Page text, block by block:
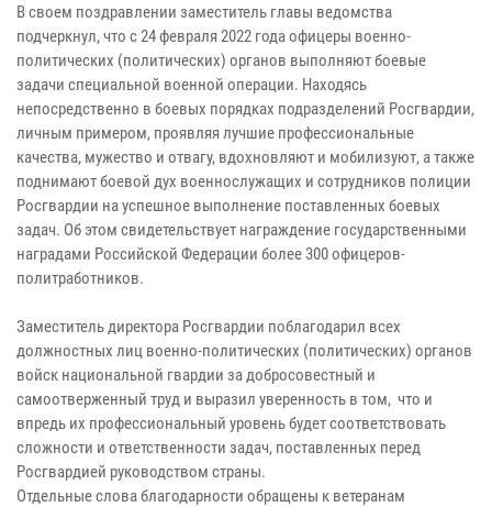
В своем поздравлении заместитель главы ведомства
подчеркнул, что с 24 февраля 2022 года офицеры военно-
политических (политических) органов выполняют боевые
задачи специальной военной операции. Находясь
непосредственно в боевых порядках подразделений Росгвардии,
личным примером, проявляя лучшие профессиональные
качества, мужество и отвагу, вдохновляют и мобилизуют, а также
поднимают боевой дух военнослужащих и сотрудников полиции
Росгвардии на успешное выполнение поставленных боевых
задач. Об этом свидетельствует награждение государственными
наградами Российской Федерации более 300 офицеров-
политработников.
Заместитель директора Росгвардии поблагодарил всех
должностных лиц военно-политических (политических) органов
войск национальной гвардии за добросовестный и
самоотверженный труд и выразил уверенность в том, что и
впредь их профессиональный уровень будет соответствовать
сложности и ответственности задач, поставленных перед
Росгвардией руководством страны.
Отдельные слова благодарности обращены к ветеранам